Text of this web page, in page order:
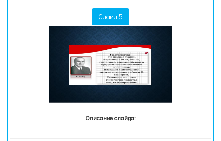
Слайд 5
Описание слайда: